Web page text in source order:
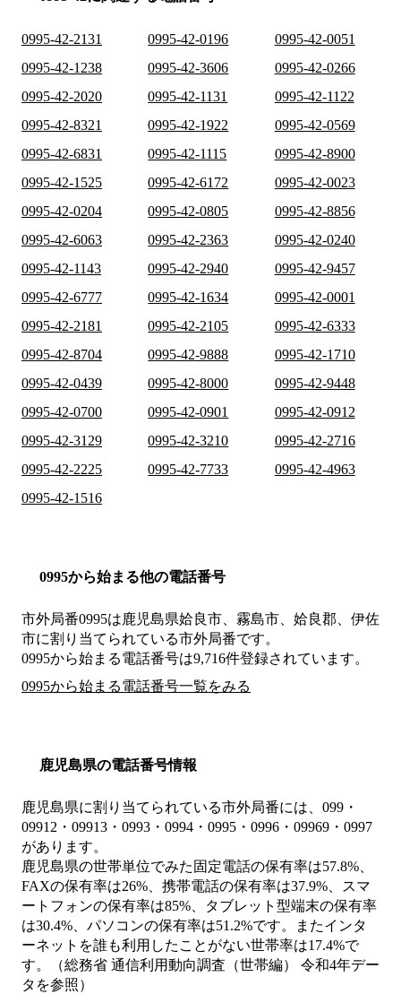
0995-42-2131 0995-42-0196
0995-42-0051
0995-42-1238
0995-42-3606
0995-42-0266
0995-42-2020
0995-42-1131
0995-42-1122
0995-42-8321
0995-42-1922
0995-42-0569
0995-42-6831
0995-42-1115
0995-42-8900
0995-42-1525
0995-42-6172
0995-42-0023
0995-42-0204
0995-42-0805
0995-42-8856
0995-42-6063
0995-42-2363
0995-42-0240
0995-42-1143
0995-42-2940
0995-42-9457
0995-42-6777
0995-42-1634
0995-42-0001
0995-42-2181
0995-42-2105
0995-42-6333
0995-42-8704
0995-42-9888
0995-42-1710
0995-42-0439
0995-42-8000
0995-42-9448
0995-42-0700
0995-42-0901
0995-42-0912
0995-42-3129
0995-42-3210
0995-42-2716
0995-42-2225
0995-42-7733
0995-42-4963
0995-42-1516
0995から始まる他の電話番号
市外局番0995は鹿児島県姶良市、霧島市、姶良郡、伊佐
市に割り当てられている市外局番です。
0995から始まる電話番号は9,716件登録されています。
0995から始まる電話番号一覧をみる
鹿児島県の電話番号情報
鹿児島県に割り当てられている市外局番には、099・
09912・09913・0993・0994・0995・0996・09969・0997
があります。
鹿児島県の世帯単位でみた固定電話の保有率は57.8%、
FAXの保有率は26%、携帯電話の保有率は37.9%、スマ
ートフォンの保有率は85%、タブレット型端末の保有率
は30.4%、パソコンの保有率は51.2%です。またインタ
ーネットを誰も利用したことがない世帯率は17.4%で
す。（総務省 通信利用動向調査（世帯編） 令和4年デー
タを参照）